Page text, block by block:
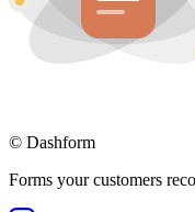
© Dashform
Forms your customers